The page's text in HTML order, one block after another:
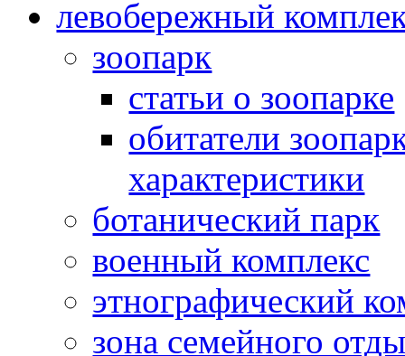
левобережный
зоопарк
статьи о зоопарке
обитатели
характеристики
ботанический парк
военный комплекс
этнографический
зона семейного